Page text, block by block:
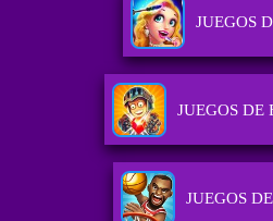
JUEGOS
JUEGOS DE
JUEGOS